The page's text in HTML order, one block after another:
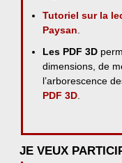
Tutoriel sur la
Paysan
Les PDF 3D
dimensions, de
l’arborescence
PDF 3D
JE VEUX